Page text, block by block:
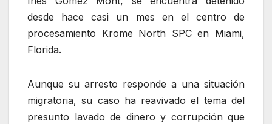
desde hace casi un mes en el centro de
procesamiento Krome North SPC en Miami,
Florida.
Aunque su arresto responde a una situación
migratoria, su caso ha reavivado el tema del
presunto lavado de dinero y corrupción que